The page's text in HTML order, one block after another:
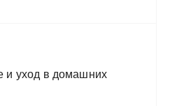
и уход в домашних